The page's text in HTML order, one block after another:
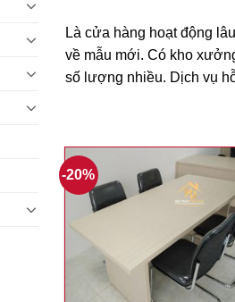
Là cửa hàng hoạt động
về mẫu mới. Có kho
số lượng nhiều. Dịch vụ
-20%